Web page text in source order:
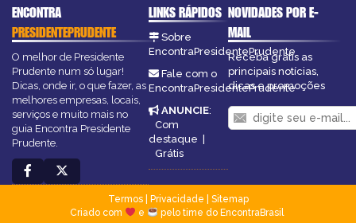
ENCONTRA
PRESIDENTEPRUDENTE
O melhor de Presidente
Prudente num só lugar!
Dicas, onde ir, o que fazer, as
melhores empresas, locais,
serviços e muito mais no
guia Encontra Presidente
Prudente.
LINKS RÁPIDOS
Sobre
EncontraPresidentePrudente
Fale com o
EncontraPresidentePrudente
ANUNCIE:
Com
destaque |
Grátis
NOVIDADES POR E-
MAIL
Receba grátis as
principais notícias,
dicas e promoções
Termos| Privacidade
Sitemap
Criado com
e pelo time do EncontraBrasil